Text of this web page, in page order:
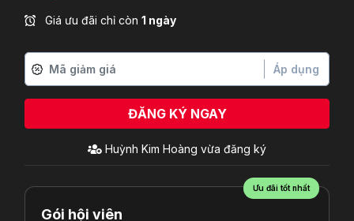
Giá ưu đãi chỉ còn 1 ngày
Áp dụng
ĐĂNG KÝ NGAY
Huỳnh Kim Hoàng vừa đăng ký
Ưu đãi tốt nhất
Gói hội viên